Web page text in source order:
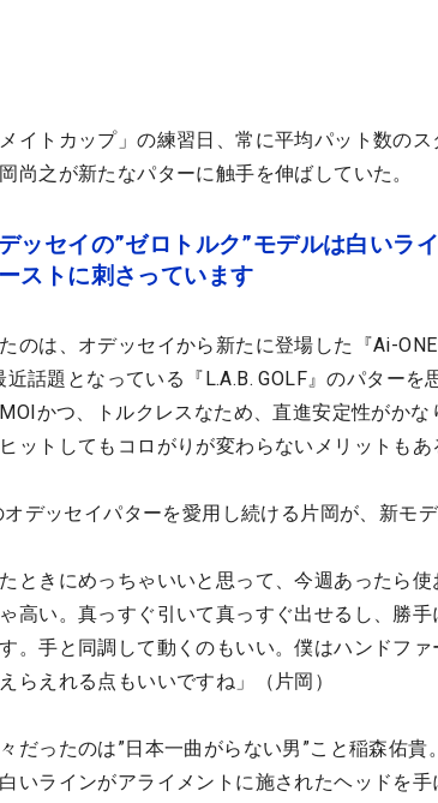
メイトカップ」の練習日、常に平均パット数の
尚之が新たなパターに触手を伸ばしていた。
デッセイの”ゼロトルク”モデルは白い
ストに刺さっています
のは、オデッセイから新たに登場した『Ai-
近話題となっている『L.A.B. GOLF』のパターを
かつ、トルクレスなため、直進安定性がか
ットしてもコロがりが変わらないメリットもあ
デッセイパターを愛用し続ける片岡が、新モ
たときにめっちゃいいと思って、今週あったら
高い。真っすぐ引いて真っすぐ出せるし、勝
。手と同調して動くのもいい。僕はハンドフ
らえれる点もいいですね」（片岡）
だったのは”日本一曲がらない男”こと稲森佑
いラインがアライメントに施されたヘッドを